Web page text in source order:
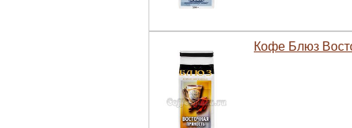
Кофе Блюз